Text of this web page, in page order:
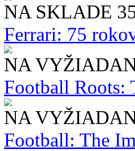
NA SKLADE
Ferrari: 75
NA
Football Roots:
NA
Football: The